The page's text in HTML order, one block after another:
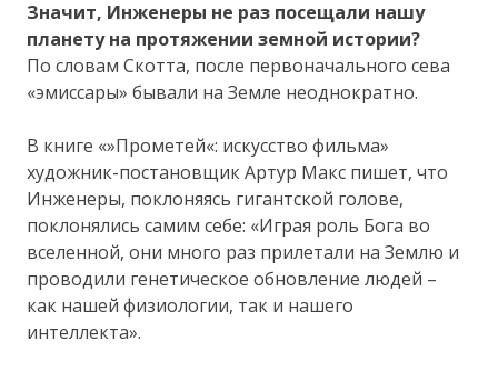
Значит, Инженеры не раз посещали нашу
планету на протяжении земной истории?
По словам Скотта, после первоначального сева
«эмиссары» бывали на Земле неоднократно.
В книге «»Прометей«: искусство фильма»
художник-постановщик Артур Макс пишет, что
Инженеры, поклоняясь гигантской голове,
поклонялись самим себе: «Играя роль Бога во
вселенной, они много раз прилетали на Землю и
проводили генетическое обновление людей –
как нашей физиологии, так и нашего
интеллекта».